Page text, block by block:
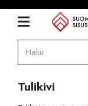
Tulikivi